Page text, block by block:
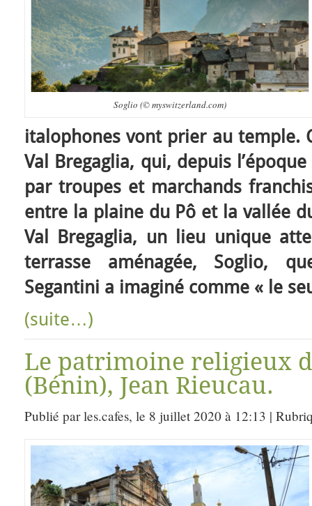
Soglio (© myswitzerland.com)
italophones vont prier au temple.
Val Bregaglia, qui, depuis
par troupes et marchands
entre la plaine du Pô et la vallée
Val Bregaglia, un lieu unique
terrasse aménagée, Soglio,
Segantini a imaginé comme « le
(suite…)
Le patrimoine religieux
(Bénin), Jean Rieucau.
Publié par les.cafes, le 8 juillet 2020 à 12:13 |